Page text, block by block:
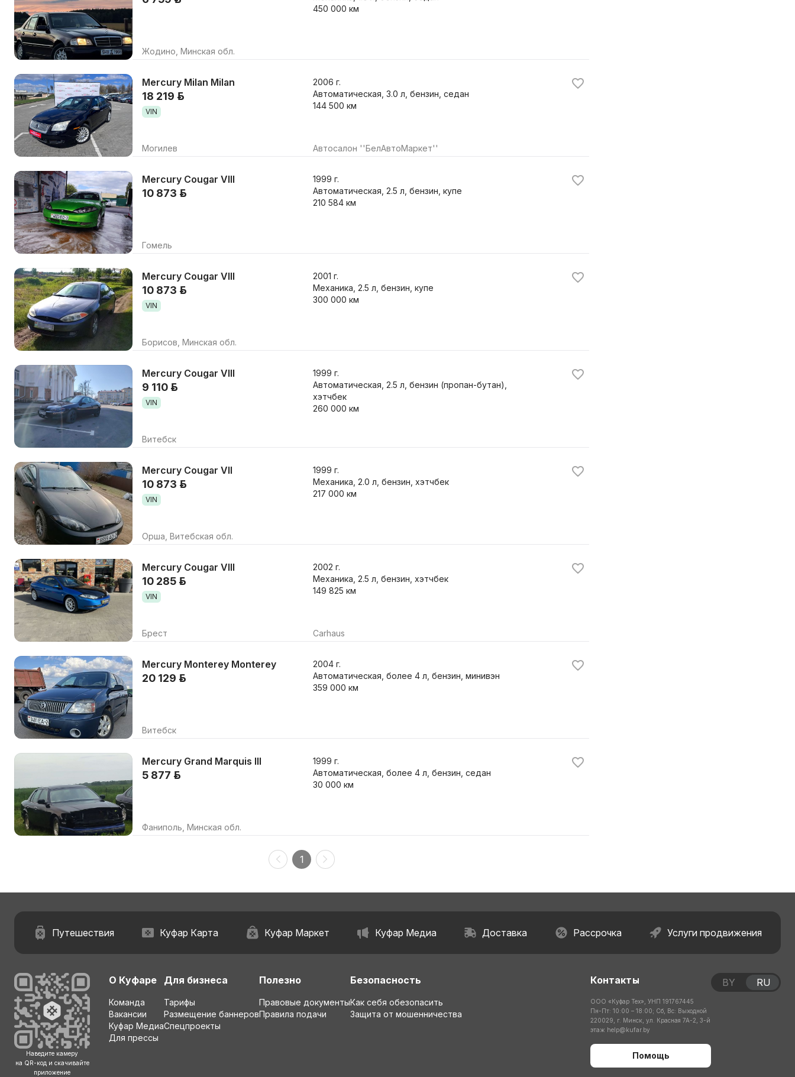
Жодино, Минская обл.
450 000 км
Mercury Milan Milan
18 219 р.
VIN
Могилев
2006 г.
Автоматическая, 3.0 л, бензин, седан
144 500 км
Автосалон ''БелАвтоМаркет''
Mercury Cougar VIII
10 873 р.
Гомель
1999 г.
Автоматическая, 2.5 л, бензин, купе
210 584 км
Mercury Cougar VIII
10 873 р.
VIN
Борисов, Минская обл.
2001 г.
Механика, 2.5 л, бензин, купе
300 000 км
Mercury Cougar VIII
9 110 р.
VIN
Витебск
1999 г.
Автоматическая, 2.5 л, бензин (пропан-бутан),
хэтчбек
260 000 км
Mercury Cougar VII
10 873 р.
VIN
Орша, Витебская обл.
1999 г.
Механика, 2.0 л, бензин, хэтчбек
217 000 км
Mercury Cougar VIII
10 285 р.
VIN
Брест
2002 г.
Механика, 2.5 л, бензин, хэтчбек
149 825 км
Carhaus
Mercury Monterey Monterey
20 129 р.
Витебск
2004 г.
Автоматическая, более 4 л, бензин, минивэн
359 000 км
Mercury Grand Marquis III
5 877 р.
Фаниполь, Минская обл.
1999 г.
Автоматическая, более 4 л, бензин, седан
30 000 км
1
Путешествия Куфар Карта Куфар Маркет Куфар Медиа Доставка Рассрочка Услуги продвижения
Наведите камеру
на QR-код и скачивайте
приложение
О Куфаре
Команда
Вакансии
Куфар Медиа
Для прессы
Для бизнеса
Тарифы
Размещение баннеров
Спецпроекты
Полезно
Правовые документы
Правила подачи
Безопасность
Как себя обезопасить
Защита от мошенничества
Контакты
ООО «Куфар Тех», УНП 191767445
Пн-Пт: 10:00 – 18:00; Сб, Вс: Выходной
220029, г. Минск, ул. Красная 7А-2, 3-й
этаж help@kufar.by
Помощь
BY RU